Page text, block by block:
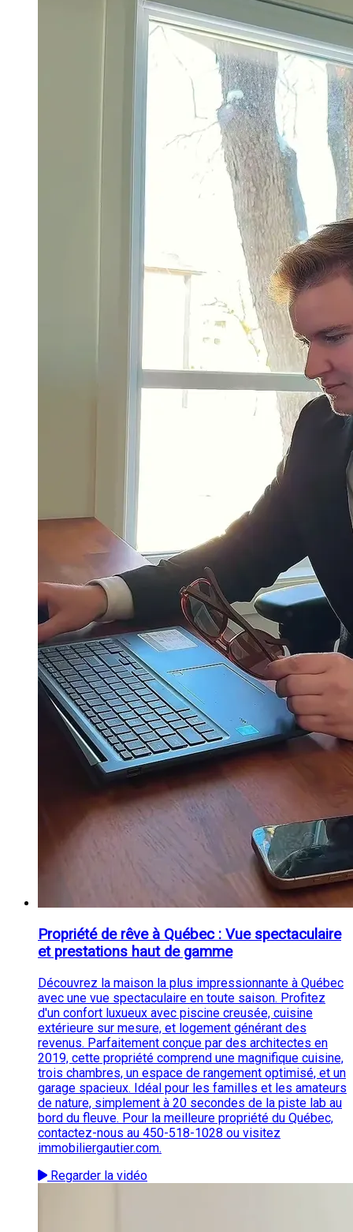
Propriété de rêve à Québec : Vue spectaculaire
et prestations haut de gamme
Découvrez la maison la plus impressionnante à Québec
avec une vue spectaculaire en toute saison. Profitez
d'un confort luxueux avec piscine creusée, cuisine
extérieure sur mesure, et logement générant des
revenus. Parfaitement conçue par des architectes en
2019, cette propriété comprend une magnifique cuisine,
trois chambres, un espace de rangement optimisé, et un
garage spacieux. Idéal pour les familles et les amateurs
de nature, simplement à 20 secondes de la piste lab au
bord du fleuve. Pour la meilleure propriété du Québec,
contactez-nous au 450-518-1028 ou visitez
immobiliergautier.com.
Regarder la vidéo